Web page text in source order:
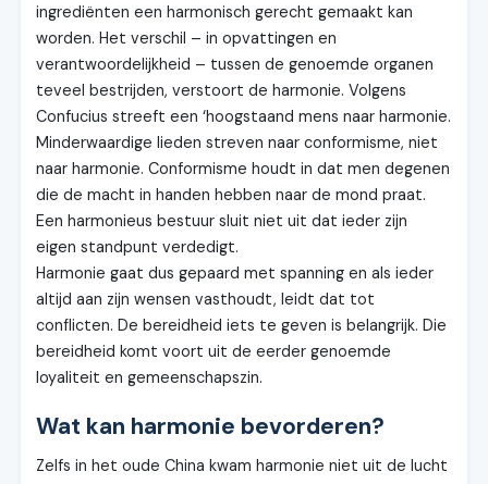
ingrediënten een harmonisch gerecht gemaakt kan
worden. Het verschil – in opvattingen en
verantwoordelijkheid – tussen de genoemde organen
teveel bestrijden, verstoort de harmonie. Volgens
Confucius streeft een ‘hoogstaand mens naar harmonie.
Minderwaardige lieden streven naar conformisme, niet
naar harmonie. Conformisme houdt in dat men degenen
die de macht in handen hebben naar de mond praat.
Een harmonieus bestuur sluit niet uit dat ieder zijn
eigen standpunt verdedigt.
Harmonie gaat dus gepaard met spanning en als ieder
altijd aan zijn wensen vasthoudt, leidt dat tot
conflicten. De bereidheid iets te geven is belangrijk. Die
bereidheid komt voort uit de eerder genoemde
loyaliteit en gemeenschapszin.
Wat kan harmonie bevorderen?
Zelfs in het oude China kwam harmonie niet uit de lucht